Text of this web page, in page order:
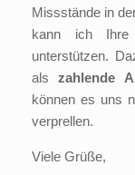
Missstände in
kann ich Ihre
unterstützen.
als zahlende
können es uns
verprellen.
Viele Grüße,